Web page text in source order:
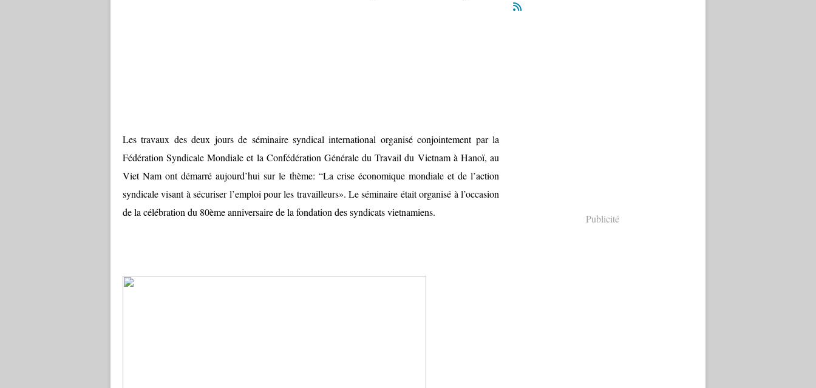
Les travaux des deux jours de séminaire syndical international organisé conjointement par la
Fédération Syndicale Mondiale et la Confédération Générale du Travail du Vietnam à Hanoï, au
Viet Nam ont démarré aujourd’hui sur le thème: “La crise économique mondiale et de l’action
syndicale visant à sécuriser l’emploi pour les travailleurs». Le séminaire était organisé à l’occasion
de la célébration du 80ème anniversaire de la fondation des syndicats vietnamiens.
Publicité